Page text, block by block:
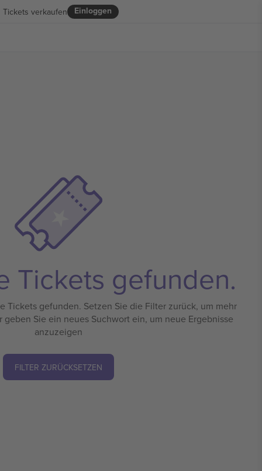
Einloggen
Tickets verkaufen
Tickets gefunden.
Tickets gefunden. Setzen Sie die Filter zurück, um mehr
Sie ein neues Suchwort ein, um neue Ergebnisse
anzuzeigen
FILTER ZURÜCKSETZEN